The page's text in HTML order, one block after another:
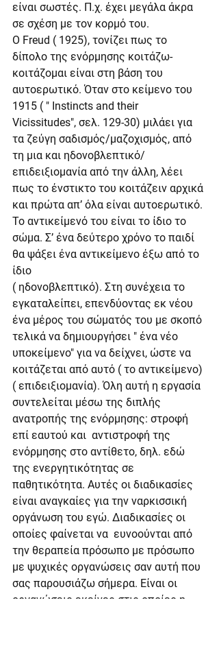
είναι σωστές. Π.χ. έχει μεγάλα άκρα
σε σχέση με τον κορμό του.
Ο Freud ( 1925), τονίζει πως το
δίπολο της ενόρμησης κοιτάζω-
κοιτάζομαι είναι στη βάση του
αυτοερωτικό. Όταν στο κείμενο του
1915 ( " Instincts and their
Vicissitudes", σελ. 129-30) μιλάει για
τα ζεύγη σαδισμός/μαζοχισμός, από
τη μια και ηδονοβλεπτικό/
επιδειξιομανία από την άλλη, λέει
πως το ένστικτο του κοιτάζειν αρχικά
και πρώτα απ’ όλα είναι αυτοερωτικό.
Το αντικείμενό του είναι το ίδιο το
σώμα. Σ’ ένα δεύτερο χρόνο το παιδί
θα ψάξει ένα αντικείμενο έξω από το
ίδιο
( ηδονοβλεπτικό). Στη συνέχεια το
εγκαταλείπει, επενδύοντας εκ νέου
ένα μέρος του σώματός του με σκοπό
τελικά να δημιουργήσει " ένα νέο
υποκείμενο" για να δείχνει, ώστε να
κοιτάζεται από αυτό ( το αντικείμενο)
( επιδειξιομανία). Όλη αυτή η εργασία
συντελείται μέσω της διπλής
ανατροπής της ενόρμησης: στροφή
επί εαυτού και  αντιστροφή της
ενόρμησης στο αντίθετο, δηλ. εδώ
της ενεργητικότητας σε
παθητικότητα. Αυτές οι διαδικασίες
είναι αναγκαίες για την ναρκισσική
οργάνωση του εγώ. Διαδικασίες οι
οποίες φαίνεται να  ευνοούνται από
την θεραπεία πρόσωπο με πρόσωπο
με ψυχικές οργανώσεις σαν αυτή που
σας παρουσιάζω σήμερα. Είναι οι
οργανώσεις εκείνες στις οποίες η